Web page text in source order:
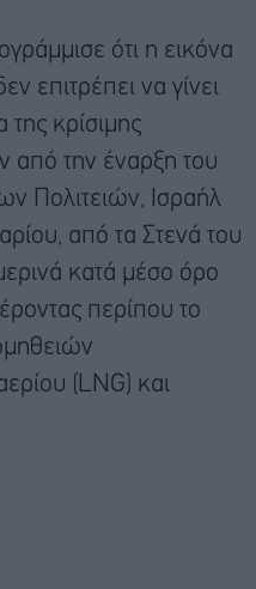
ότι η εικόνα
επιτρέπει να γίνει
της κρίσιμης
από την έναρξη του
Πολιτειών, Ισραήλ
από τα Στενά του
κατά μέσο όρο
περίπου το
(LNG) και